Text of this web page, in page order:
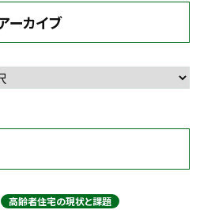
ーカイブ
高齢者住宅の現状と課題